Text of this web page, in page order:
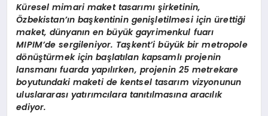
Küresel mimari maket tasarımı şirketinin,
Özbekistan’ın başkentinin genişletilmesi için ürettiği
maket, dünyanın en büyük gayrimenkul fuarı
MIPIM’de sergileniyor. Taşkent’i büyük bir metropole
dönüştürmek için başlatılan kapsamlı projenin
lansmanı fuarda yapılırken, projenin 25 metrekare
boyutundaki maketi de kentsel tasarım vizyonunun
uluslararası yatırımcılara tanıtılmasına aracılık
ediyor.